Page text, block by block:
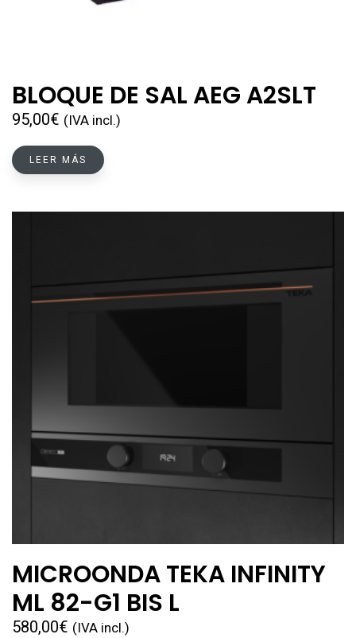
BLOQUE DE SAL AEG A2SLT
95,00€ (IVA incl.)
LEER MÁS
MICROONDA TEKA INFINITY
ML 82-G1 BIS L
580,00€ (IVA incl.)